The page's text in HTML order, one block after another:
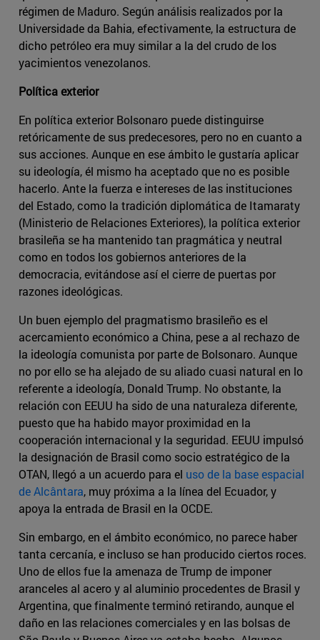
régimen de Maduro. Según análisis realizados por la
Universidade da Bahia, efectivamente, la estructura de
dicho petróleo era muy similar a la del crudo de los
yacimientos venezolanos.
Política exterior
En política exterior Bolsonaro puede distinguirse
retóricamente de sus predecesores, pero no en cuanto a
sus acciones. Aunque en ese ámbito le gustaría aplicar
su ideología, él mismo ha aceptado que no es posible
hacerlo. Ante la fuerza e intereses de las instituciones
del Estado, como la tradición diplomática de Itamaraty
(Ministerio de Relaciones Exteriores), la política exterior
brasileña se ha mantenido tan pragmática y neutral
como en todos los gobiernos anteriores de la
democracia, evitándose así el cierre de puertas por
razones ideológicas.
Un buen ejemplo del pragmatismo brasileño es el
acercamiento económico a China, pese a al rechazo de
la ideología comunista por parte de Bolsonaro. Aunque
no por ello se ha alejado de su aliado cuasi natural en lo
referente a ideología, Donald Trump. No obstante, la
relación con EEUU ha sido de una naturaleza diferente,
puesto que ha habido mayor proximidad en la
cooperación internacional y la seguridad. EEUU impulsó
la designación de Brasil como socio estratégico de la
OTAN, llegó a un acuerdo para el uso de la base espacial
de Alcântara, muy próxima a la línea del Ecuador, y
apoya la entrada de Brasil en la OCDE.
Sin embargo, en el ámbito económico, no parece haber
tanta cercanía, e incluso se han producido ciertos roces.
Uno de ellos fue la amenaza de Trump de imponer
aranceles al acero y al aluminio procedentes de Brasil y
Argentina, que finalmente terminó retirando, aunque el
daño en las relaciones comerciales y en las bolsas de